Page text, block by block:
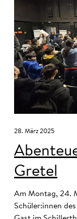
28. März 2025
Gretel
Am Montag, 24.
Schüler:innen